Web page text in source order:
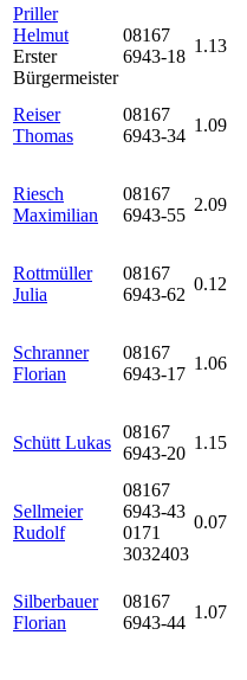
Priller
Helmut
Erster
Bürgermeister
08167
6943-18
1.13
Reiser
Thomas
08167
6943-34
1.09
Riesch
Maximilian
08167
6943-55
2.09
Rottmüller
Julia
08167
6943-62
0.12
Schranner
Florian
08167
6943-17
1.06
Schütt Lukas
08167
6943-20
1.15
Sellmeier
Rudolf
08167
6943-43
0171
3032403
0.07
Silberbauer
Florian
08167
6943-44
1.07